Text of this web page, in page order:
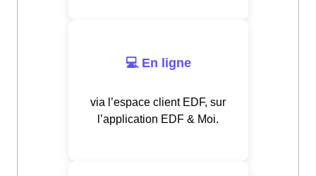
💻 En ligne
via l’espace client EDF, sur
l’application EDF & Moi.